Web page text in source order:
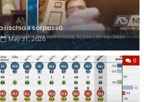
rischia il sorpasso
May 31, 2026
0